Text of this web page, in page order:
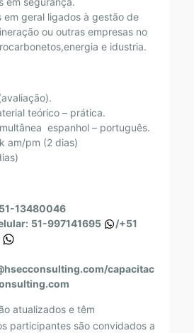
em geral ligados à gestão de
ou outras empresas no
e idustria.
teórico – prática.
espanhol – português.
am/pm (2 dias)
13480046
ar: 51-997141695 /+51
/capacitac
atualizados e têm
participantes são convidados a